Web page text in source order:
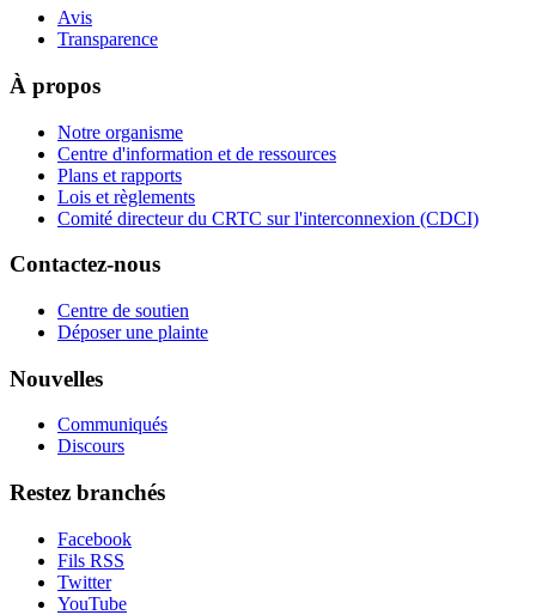
Avis
Transparence
À propos
Notre organisme
Centre d'information et de ressources
Plans et rapports
Lois et règlements
Comité directeur du CRTC sur l'interconnexion (CDCI)
Contactez-nous
Centre de soutien
Déposer une plainte
Nouvelles
Communiqués
Discours
Restez branchés
Facebook
Fils RSS
Twitter
YouTube